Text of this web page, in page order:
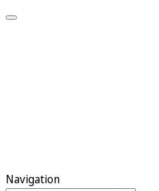
Navigation